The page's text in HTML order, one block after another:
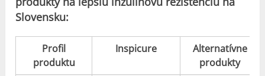
Slovensku:
Profil
produktu
Inspicure
Alternatívne
produkty